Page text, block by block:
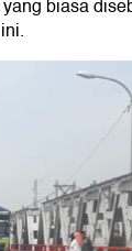
biasa